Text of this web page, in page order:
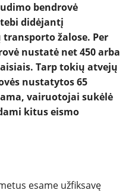
bendrovė
didėjantį
žalose. Per
nustatė net 450 arba
Tarp tokių atvejų
nustatytos 65
vairuotojai sukėlė
kitus eismo
esame užfiksavę